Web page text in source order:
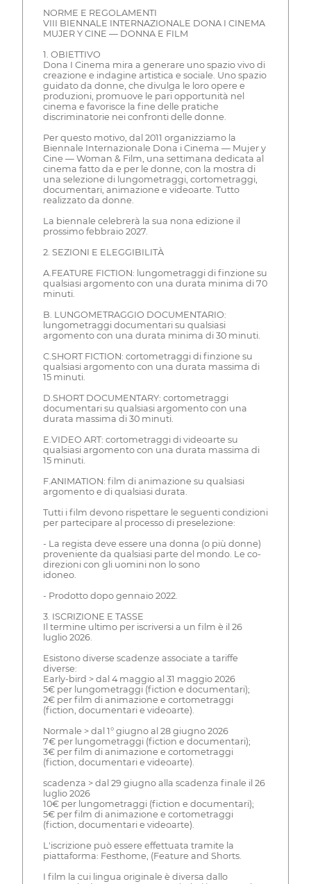
NORME E REGOLAMENTI
VIII BIENNALE INTERNAZIONALE DONA I CINEMA
MUJER Y CINE — DONNA E FILM
1. OBIETTIVO
Dona I Cinema mira a generare uno spazio vivo di
creazione e indagine artistica e sociale. Uno spazio
guidato da donne, che divulga le loro opere e
produzioni, promuove le pari opportunità nel
cinema e favorisce la fine delle pratiche
discriminatorie nei confronti delle donne.
Per questo motivo, dal 2011 organizziamo la
Biennale Internazionale Dona i Cinema — Mujer y
Cine — Woman & Film, una settimana dedicata al
cinema fatto da e per le donne, con la mostra di
una selezione di lungometraggi, cortometraggi,
documentari, animazione e videoarte. Tutto
realizzato da donne.
La biennale celebrerà la sua nona edizione il
prossimo febbraio 2027.
2. SEZIONI E ELEGGIBILITÀ
A.FEATURE FICTION: lungometraggi di finzione su
qualsiasi argomento con una durata minima di 70
minuti.
B. LUNGOMETRAGGIO DOCUMENTARIO:
lungometraggi documentari su qualsiasi
argomento con una durata minima di 30 minuti.
C.SHORT FICTION: cortometraggi di finzione su
qualsiasi argomento con una durata massima di
15 minuti.
D.SHORT DOCUMENTARY: cortometraggi
documentari su qualsiasi argomento con una
durata massima di 30 minuti.
E.VIDEO ART: cortometraggi di videoarte su
qualsiasi argomento con una durata massima di
15 minuti.
F.ANIMATION: film di animazione su qualsiasi
argomento e di qualsiasi durata.
Tutti i film devono rispettare le seguenti condizioni
per partecipare al processo di preselezione:
- La regista deve essere una donna (o più donne)
proveniente da qualsiasi parte del mondo. Le co-
direzioni con gli uomini non lo sono
idoneo.
- Prodotto dopo gennaio 2022.
3. ISCRIZIONE E TASSE
Il termine ultimo per iscriversi a un film è il 26
luglio 2026.
Esistono diverse scadenze associate a tariffe
diverse:
Early-bird > dal 4 maggio al 31 maggio 2026
5€ per lungometraggi (fiction e documentari);
2€ per film di animazione e cortometraggi
(fiction, documentari e videoarte).
Normale > dal 1° giugno al 28 giugno 2026
7€ per lungometraggi (fiction e documentari);
3€ per film di animazione e cortometraggi
(fiction, documentari e videoarte).
scadenza > dal 29 giugno alla scadenza finale il 26
luglio 2026
10€ per lungometraggi (fiction e documentari);
5€ per film di animazione e cortometraggi
(fiction, documentari e videoarte).
L'iscrizione può essere effettuata tramite la
piattaforma: Festhome, (Feature and Shorts.
I film la cui lingua originale è diversa dallo